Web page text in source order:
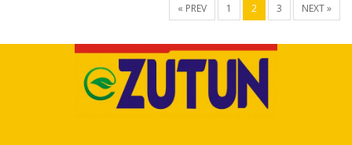
« PREV 1 2 3 NEXT »